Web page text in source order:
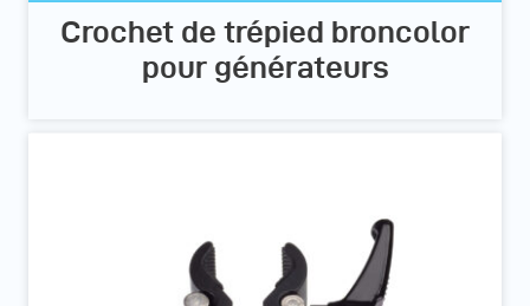
Crochet de trépied broncolor
pour générateurs